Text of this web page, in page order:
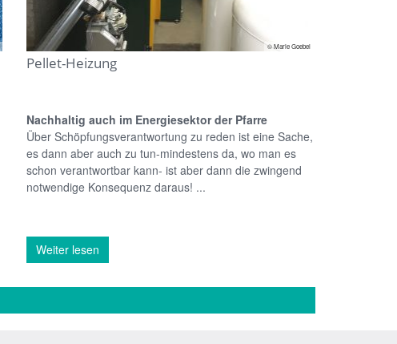
© Marie Goebel
Pellet-Heizung
Nachhaltig auch im Energiesektor der Pfarre
Über Schöpfungsverantwortung zu reden ist eine Sache,
es dann aber auch zu tun-mindestens da, wo man es
schon verantwortbar kann- ist aber dann die zwingend
notwendige Konsequenz daraus! ...
Weiter lesen